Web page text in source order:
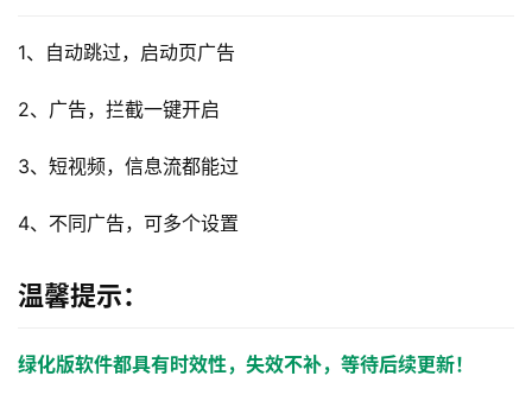
1、自动跳过，启动页广告
2、广告，拦截一键开启
3、短视频，信息流都能过
4、不同广告，可多个设置
温馨提示：
绿化版软件都具有时效性，失效不补，等待后续更新！